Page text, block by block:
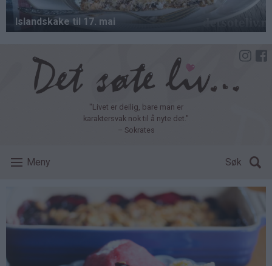
"Livet er deilig, bare man er
karaktersvak nok til å nyte det."
– Sokrates
Meny Søk